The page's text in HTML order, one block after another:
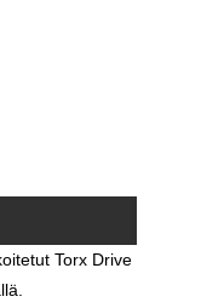
Torx Drive